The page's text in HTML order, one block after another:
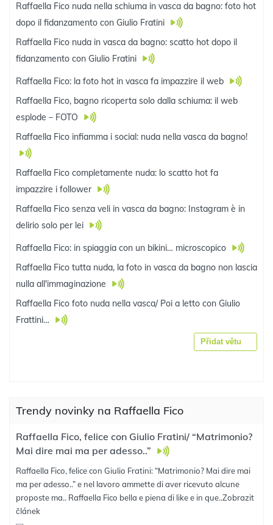
Raffaella Fico nuda nella schiuma in vasca da bagno: foto hot
dopo il fidanzamento con Giulio Fratini
Raffaella Fico nuda in vasca da bagno: scatto hot dopo il
fidanzamento con Giulio Fratini
Raffaella Fico: la foto hot in vasca fa impazzire il web
Raffaella Fico, bagno ricoperta solo dalla schiuma: il web
esplode – FOTO
Raffaella Fico infiamma i social: nuda nella vasca da bagno!
Raffaella Fico completamente nuda: lo scatto hot fa
impazzire i follower
Raffaella Fico senza veli in vasca da bagno: Instagram è in
delirio solo per lei
Raffaella Fico: in spiaggia con un bikini… microscopico
Raffaella Fico tutta nuda, la foto in vasca da bagno non lascia
nulla all'immaginazione
Raffaella Fico foto nuda nella vasca/ Poi a letto con Giulio
Frattini…
Přidat větu
Trendy novinky na Raffaella Fico
Raffaella Fico, felice con Giulio Fratini/ “Matrimonio?
Mai dire mai ma per adesso..”
Raffaella Fico, felice con Giulio Fratini: “Matrimonio? Mai dire mai
ma per adesso..” e nel lavoro ammette di aver ricevuto alcune
proposte ma.. Raffaella Fico bella e piena di like e in que..Zobrazit
článek